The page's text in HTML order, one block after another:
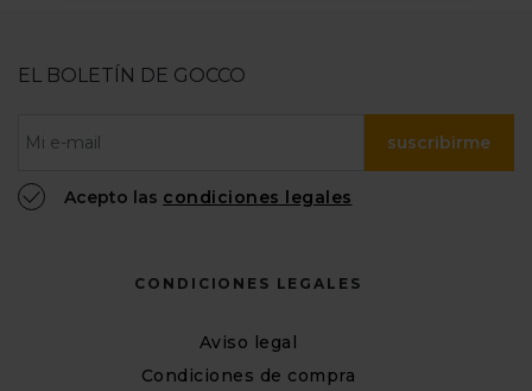
EL BOLETÍN DE GOCCO
suscribirme
Acepto las condiciones legales
CONDICIONES LEGALES
Aviso legal
Condiciones de compra